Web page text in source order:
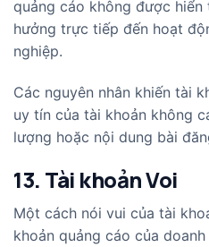
quảng cáo không được hiển
hưởng trực tiếp đến hoạt
nghiệp.
Các nguyên nhân khiến tài
uy tín của tài khoản không
lượng hoặc nội dung bài
13. Tài khoản Voi
Một cách nói vui của tài
khoản quảng cáo của